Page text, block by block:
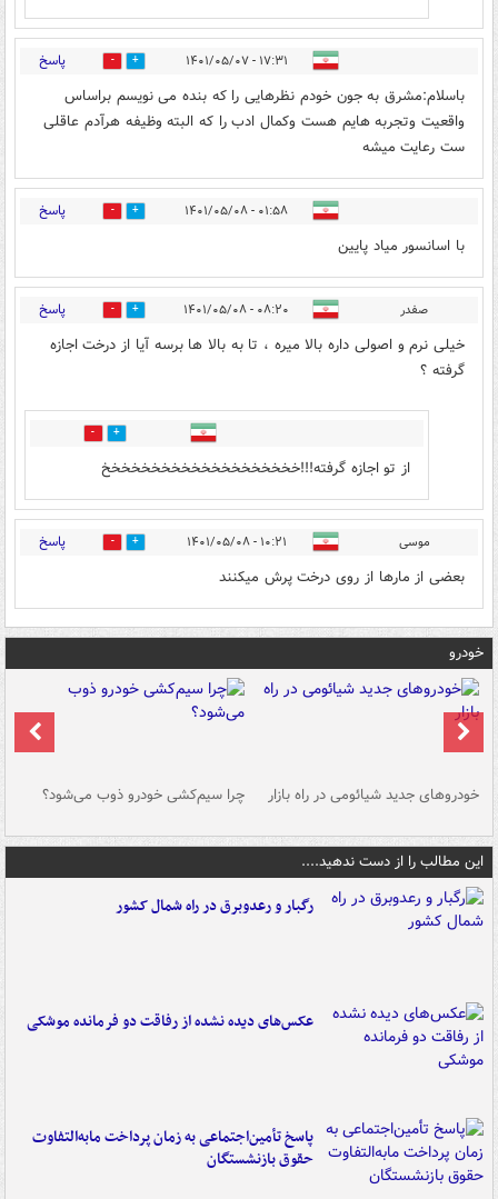
۱۷:۳۱ - ۱۴۰۱/۰۵/۰۷ 1 پاسخ
باسلام:مشرق به جون خودم نظرهایی را که بنده می نویسم براساس
واقعیت وتجربه هایم هست وکمال ادب را که البته وظیفه هرآدم عاقلی
ست رعایت میشه
۰۱:۵۸ - ۱۴۰۱/۰۵/۰۸ 1 پاسخ
با اسانسور میاد پایین
صفدر ۰۸:۲۰ - ۱۴۰۱/۰۵/۰۸ 0 پاسخ
خیلی نرم و اصولی داره بالا میره ، تا به بالا ها برسه آیا از درخت اجازه
گرفته ؟
1
از تو اجازه گرفته!!!خخخخخخخخخخخخخخخخخخخخ
موسی ۱۰:۲۱ - ۱۴۰۱/۰۵/۰۸ 0 پاسخ
بعضی از مارها از روی درخت پرش میکنند
خودرو
خودروهای جدید شیائومی در راه بازار چرا سیم‌کشی خودرو ذوب می‌شود؟
این مطالب را از دست ندهید....
رگبار و رعدوبرق در راه شمال کشور
عکس‌های دیده نشده از رفاقت دو فرمانده‌ موشکی
پاسخ تأمین‌اجتماعی به زمان پرداخت مابه‌التفاوت
حقوق بازنشستگان